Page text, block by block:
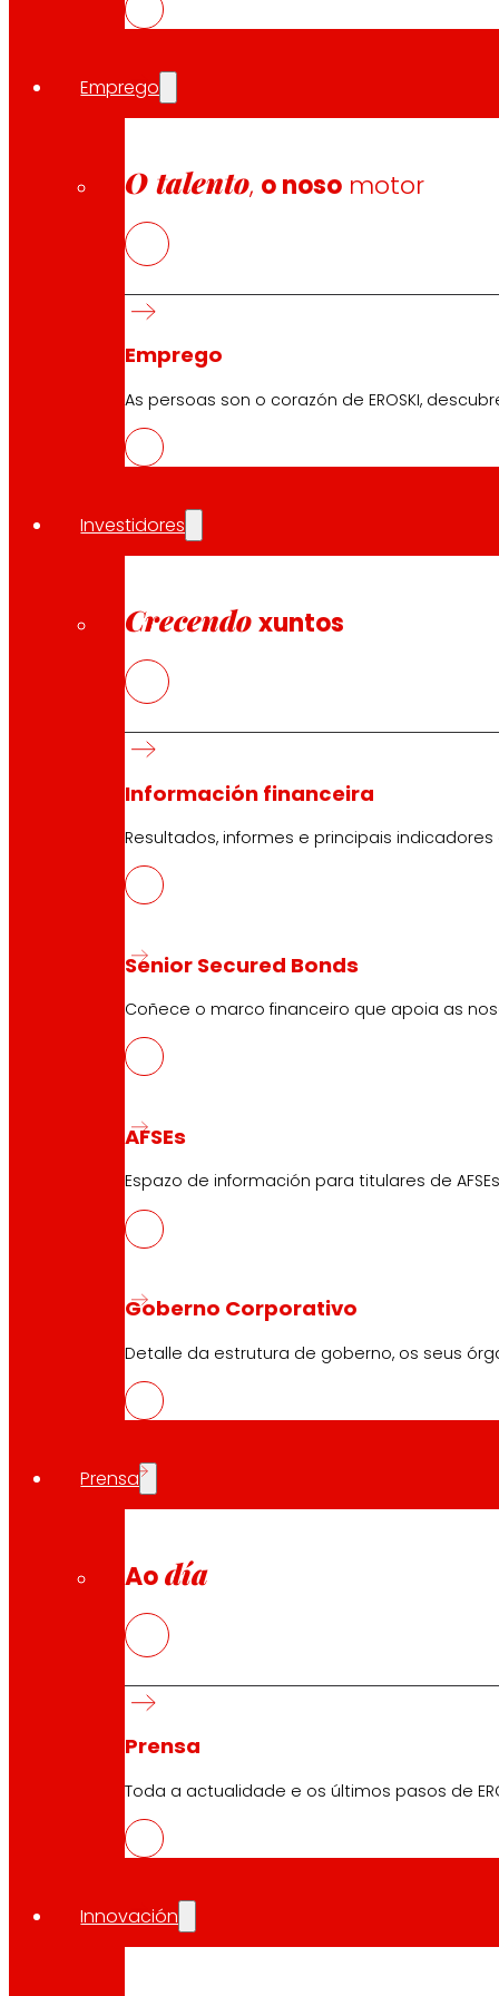
Emprego
O talento, o noso motor
Emprego
As persoas son o corazón de EROSKI,
Investidores
Crecendo xuntos
Información financeira
Resultados, informes e principais
Senior Secured Bonds
Coñece o marco financeiro que apoia as
AFSEs
Espazo de información para titulares de
Goberno Corporativo
Detalle da estrutura de goberno, os seus
Prensa
Ao día
Prensa
Toda a actualidade e os últimos pasos de
Innovación
Todo iso, cun firme compromiso coa sustentabilidade.
territorios estratéxicos, en liña co obxectivo de